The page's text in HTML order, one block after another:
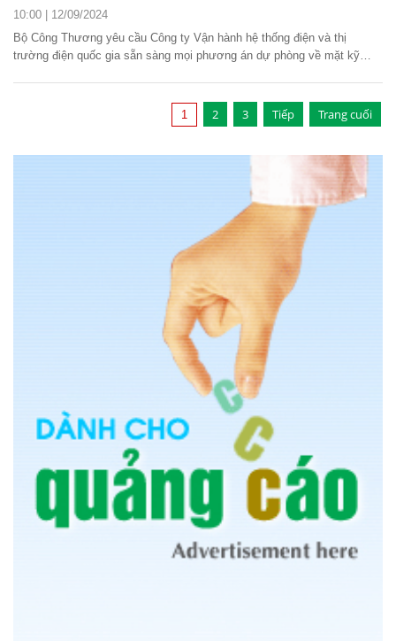
10:00 | 12/09/2024
Bộ Công Thương yêu cầu Công ty Vận hành hệ thống điện và thị
trường điện quốc gia sẵn sàng mọi phương án dự phòng về mặt kỹ
1 2 3 Tiếp Trang cuối